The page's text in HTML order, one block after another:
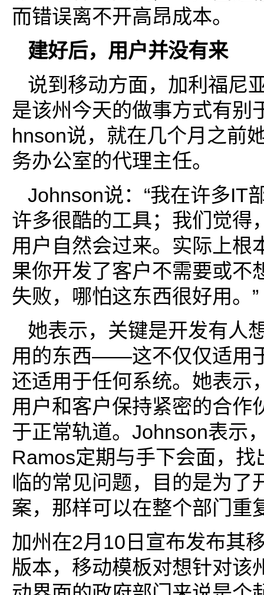
而错误离不开高昂成本。
建好后，用户并没有来
说到移动方面，加利福尼
是该州今天的做事方式有别
hnson说，就在几个月之前
务办公室的代理主任。
Johnson说：“我在许多IT
许多很酷的工具；我们觉得
用户自然会过来。实际上根
果你开发了客户不需要或不
失败，哪怕这东西很好用。”
她表示，关键是开发有人
用的东西——这不仅仅适用
还适用于任何系统。她表示
用户和客户保持紧密的合作
于正常轨道。Johnson表示
Ramos定期与手下会面，找
临的常见问题，目的是为了
案，那样可以在整个部门重
加州在2月10日宣布发布其
版本，移动模板对想针对该